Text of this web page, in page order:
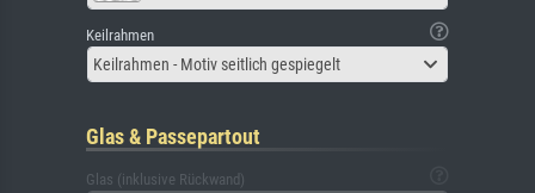
Keilrahmen
Keilrahmen - Motiv seitlich gespiegelt
Glas & Passepartout
Glas (inklusive Rückwand)